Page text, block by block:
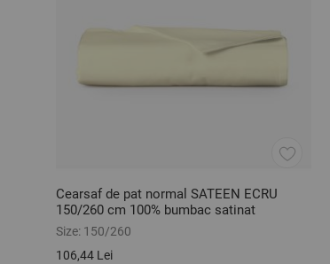
Cearsaf de pat normal SATEEN ECRU
150/260 cm 100% bumbac satinat
Size: 150/260
106,44 Lei